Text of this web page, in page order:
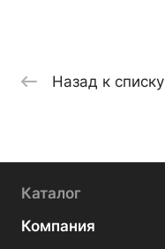
Назад к списку
Каталог
Компания